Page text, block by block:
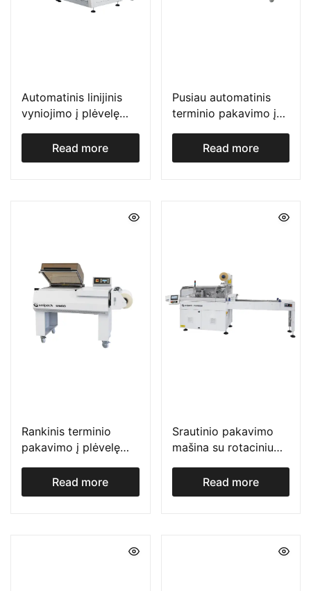
Automatinis linijinis
vyniojimo į plėvelę
persidengimo funkcija
XP serija
Read more
Pusiau automatinis
terminio pakavimo į
Read more
Rankinis terminio
pakavimo į plėvelę
Read more
Srautinio pakavimo
mašina su rotaciniu
viršutiniu plėvelės
ritiniu FW serija
Read more